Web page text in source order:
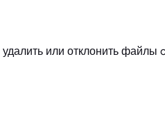
или отклонить файлы